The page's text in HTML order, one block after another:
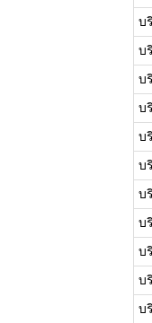
บ
บ
บ
บ
บ
บ
บ
บ
บ
บ
บ